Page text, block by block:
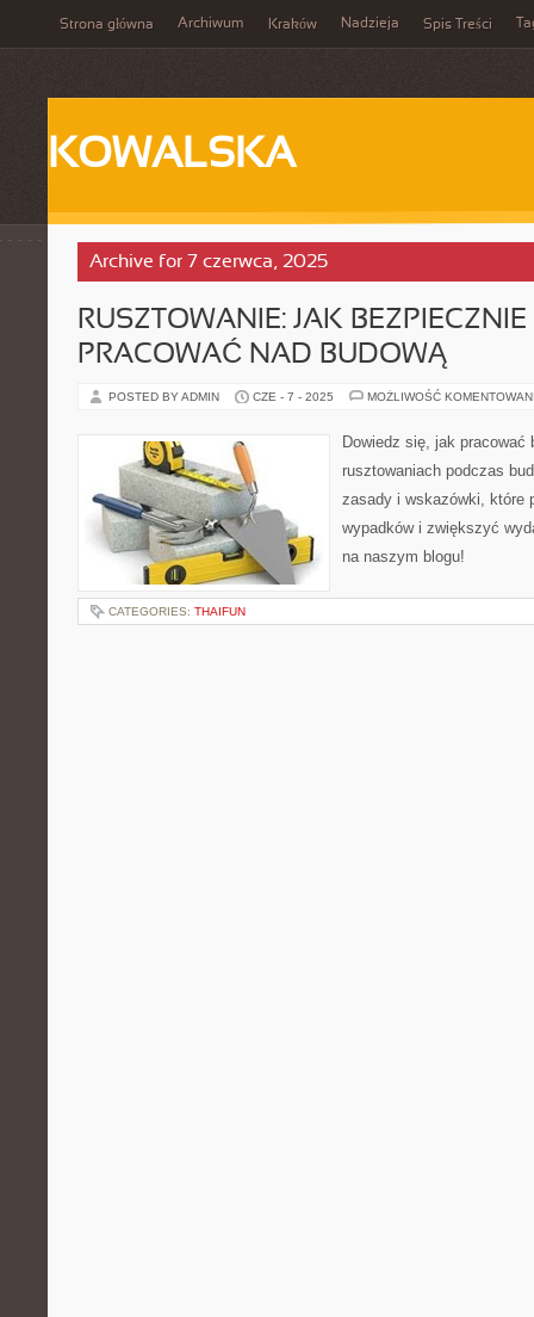
Strona główna Archiwum Kraków Nadzieja Spis Treści
KOWALSKA
Archive for 7 czerwca, 2025
RUSZTOWANIE: JAK
PRACOWAĆ NAD BUDOWĄ
POSTED BY ADMIN CZE - 7 - 2025 MOŻLIWOŚĆ
Dowiedz się, jak
rusztowaniach podczas
zasady i wskazówki, które
wypadków i zwiększyć
na naszym blogu!
CATEGORIES: THAIFUN